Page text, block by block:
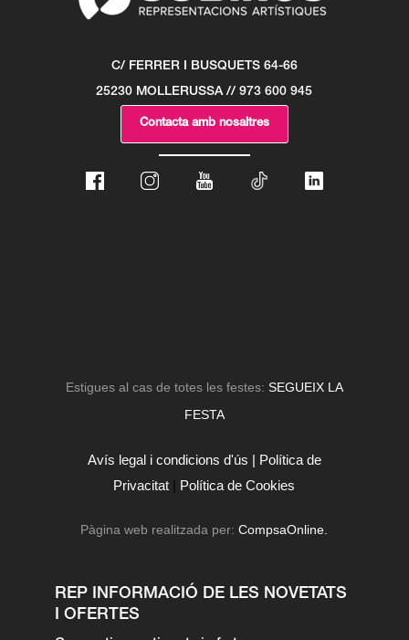
C/ FERRER I BUSQUETS 64-66
25230 MOLLERUSSA // 973 600 945
Contacta amb nosaltres
Estigues al cas de totes les festes: SEGUEIX LA
FESTA
Avís legal i condicions d'ús | Política de
Privacitat | Política de Cookies
Pàgina web realitzada per:CompsaOnline.
REP INFORMACIÓ DE LES NOVETATS
I OFERTES